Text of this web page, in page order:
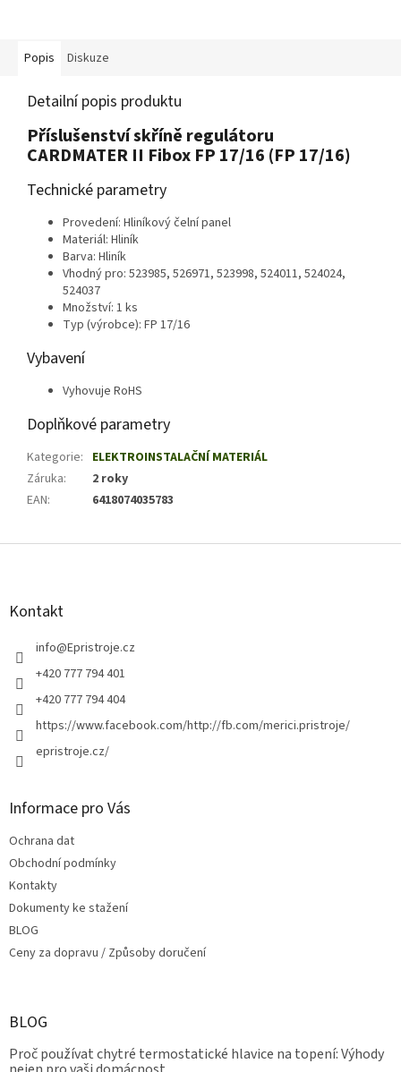
Popis Diskuze
Detailní popis produktu
Příslušenství skříně regulátoru
CARDMATER II Fibox FP 17/16 (FP 17/16)
Technické parametry
Provedení: Hliníkový čelní panel
Materiál: Hliník
Barva: Hliník
Vhodný pro: 523985, 526971, 523998, 524011, 524024,
524037
Množství: 1 ks
Typ (výrobce): FP 17/16
Vybavení
Vyhovuje RoHS
Doplňkové parametry
Kategorie: ELEKTROINSTALAČNÍ MATERIÁL
Záruka:
2 roky
EAN: 6418074035783
Z
Kontakt
info@Epristroje.cz
+420 777 794 401
+420 777 794 404
https://www.facebook.com/http://fb.com/merici.pristroje/
epristroje.cz/
Informace pro Vás
Ochrana dat
Obchodní podmínky
Kontakty
Dokumenty ke stažení
BLOG
Ceny za dopravu / Způsoby doručení
BLOG
Proč používat chytré termostatické hlavice na topení: Výhody